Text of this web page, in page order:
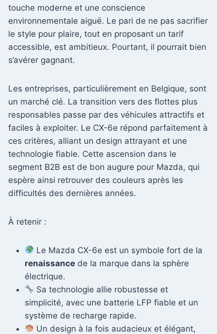
touche moderne et une conscience
environnementale aiguë. Le pari de ne pas sacrifier
le style pour plaire, tout en proposant un tarif
accessible, est ambitieux. Pourtant, il pourrait bien
s’avérer gagnant.
Les entreprises, particulièrement en Belgique, sont
un marché clé. La transition vers des flottes plus
responsables passe par des véhicules attractifs et
faciles à exploiter. Le CX-6e répond parfaitement à
ces critères, alliant un design attrayant et une
technologie fiable. Cette ascension dans le
segment B2B est de bon augure pour Mazda, qui
espère ainsi retrouver des couleurs après les
difficultés des dernières années.
À retenir :
Le Mazda CX-6e est un symbole fort de la
renaissance de la marque dans la sphère
électrique.
Sa technologie allie robustesse et
simplicité, avec une batterie LFP fiable et un
système de recharge rapide.
Un design à la fois audacieux et élégant,